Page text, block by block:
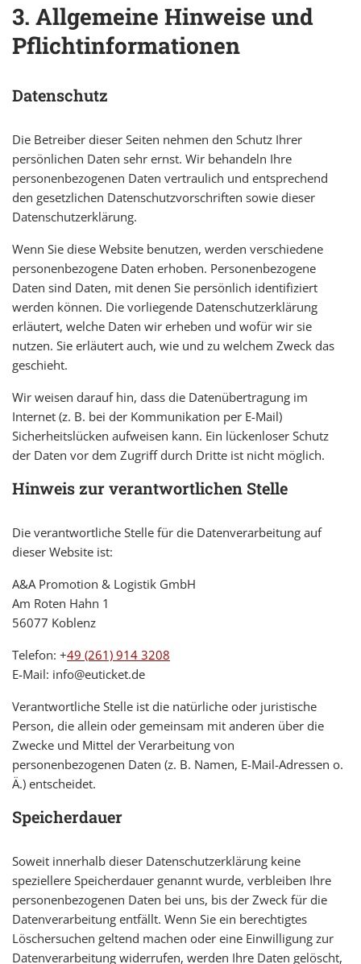
3. Allgemeine Hinweise und
Pflicht­informationen
Datenschutz
Die Betreiber dieser Seiten nehmen den Schutz Ihrer
persönlichen Daten sehr ernst. Wir behandeln Ihre
personenbezogenen Daten vertraulich und entsprechend
den gesetzlichen Datenschutzvorschriften sowie dieser
Datenschutzerklärung.
Wenn Sie diese Website benutzen, werden verschiedene
personenbezogene Daten erhoben. Personenbezogene
Daten sind Daten, mit denen Sie persönlich identifiziert
werden können. Die vorliegende Datenschutzerklärung
erläutert, welche Daten wir erheben und wofür wir sie
nutzen. Sie erläutert auch, wie und zu welchem Zweck das
geschieht.
Wir weisen darauf hin, dass die Datenübertragung im
Internet (z. B. bei der Kommunikation per E-Mail)
Sicherheitslücken aufweisen kann. Ein lückenloser Schutz
der Daten vor dem Zugriff durch Dritte ist nicht möglich.
Hinweis zur verantwortlichen Stelle
Die verantwortliche Stelle für die Datenverarbeitung auf
dieser Website ist:
A&A Promotion & Logistik GmbH
Am Roten Hahn 1
56077 Koblenz
Telefon: +49 (261) 914 3208
E-Mail: info@euticket.de
Verantwortliche Stelle ist die natürliche oder juristische
Person, die allein oder gemeinsam mit anderen über die
Zwecke und Mittel der Verarbeitung von
personenbezogenen Daten (z. B. Namen, E-Mail-Adressen o.
Ä.) entscheidet.
Speicherdauer
Soweit innerhalb dieser Datenschutzerklärung keine
speziellere Speicherdauer genannt wurde, verbleiben Ihre
personenbezogenen Daten bei uns, bis der Zweck für die
Datenverarbeitung entfällt. Wenn Sie ein berechtigtes
Löschersuchen geltend machen oder eine Einwilligung zur
Datenverarbeitung widerrufen, werden Ihre Daten gelöscht,